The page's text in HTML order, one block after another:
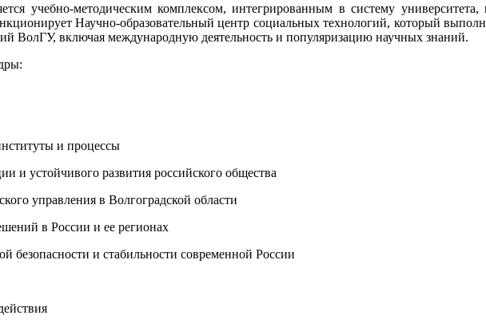
учебно-методическим комплексом, интегрированным в систему университета,
Научно-образовательный центр социальных технологий, который
ВолГУ, включая международную деятельность и популяризацию научных знаний.
и процессы
и устойчивого развития российского общества
управления в Волгоградской области
в России и ее регионах
безопасности и стабильности современной России